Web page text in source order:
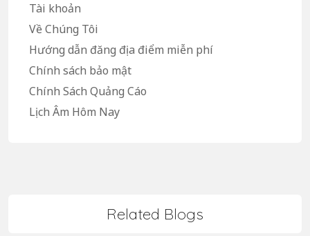
Tài khoản
Về Chúng Tôi
Hướng dẫn đăng địa điểm miễn phí
Chính sách bảo mật
Chính Sách Quảng Cáo
Lịch Âm Hôm Nay
Related Blogs